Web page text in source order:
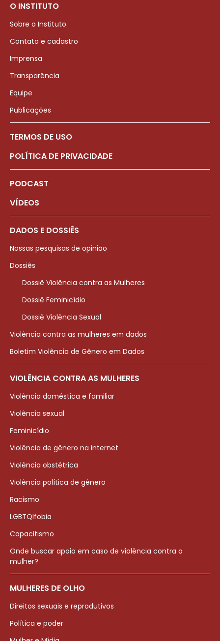
O INSTITUTO
Sobre o Instituto
Contato e cadastro
Imprensa
Transparência
Equipe
Publicações
TERMOS DE USO
POLÍTICA DE PRIVACIDADE
PODCAST
VÍDEOS
DADOS E DOSSIÊS
Nossas pesquisas de opinião
Dossiês
Dossiê Violência contra as Mulheres
Dossiê Feminicídio
Dossiê Violência Sexual
Violência contra as mulheres em dados
Boletim Violência de Gênero em Dados
VIOLÊNCIA CONTRA AS MULHERES
Violência doméstica e familiar
Violência sexual
Feminicídio
Violência de gênero na internet
Violência obstétrica
Violência política de gênero
Racismo
LGBTQIfobia
Capacitismo
Onde buscar apoio em caso de violência contra a
mulher?
MULHERES DE OLHO
Direitos sexuais e reprodutivos
Política e poder